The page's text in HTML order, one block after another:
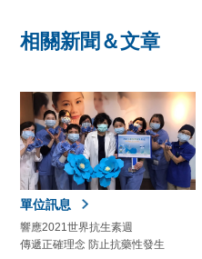
相關新聞＆文章
單位訊息
響應2021世界抗生素週
傳遞正確理念 防止抗藥性發生